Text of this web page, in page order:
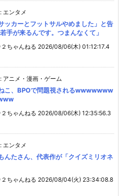
: エンタメ
ッカーとフットサルやめました」と告
が来るんです。つまんなくて」
２ちゃんねる 2026/08/06(木) 01:12:17.4
: アニメ・漫画・ゲーム
ねこ、BPOで問題視されるwwwwwww
２ちゃんねる 2026/08/06(木) 12:35:56.3
: エンタメ
んたさん、代表作が「クイズミリオネ
２ちゃんねる 2026/08/04(火) 23:34:08.8